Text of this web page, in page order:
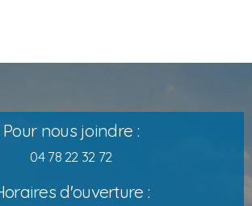
Pour nous joindre :
04 78 22 32 72
d'ouverture :